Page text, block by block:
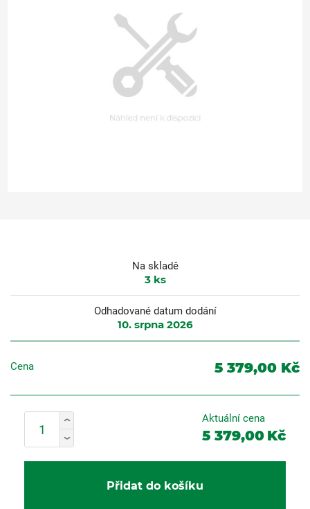
Na skladě
3ks
Odhadované datum dodání
10. srpna 2026
Cena 5 379,00 Kč
Aktuální cena
5 379,00 Kč
Přidat do košíku